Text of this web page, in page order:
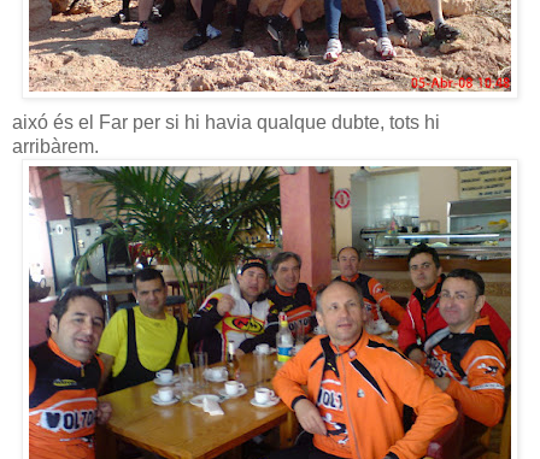
aixó és el Far per si hi havia qualque dubte, tots hi
arribàrem.